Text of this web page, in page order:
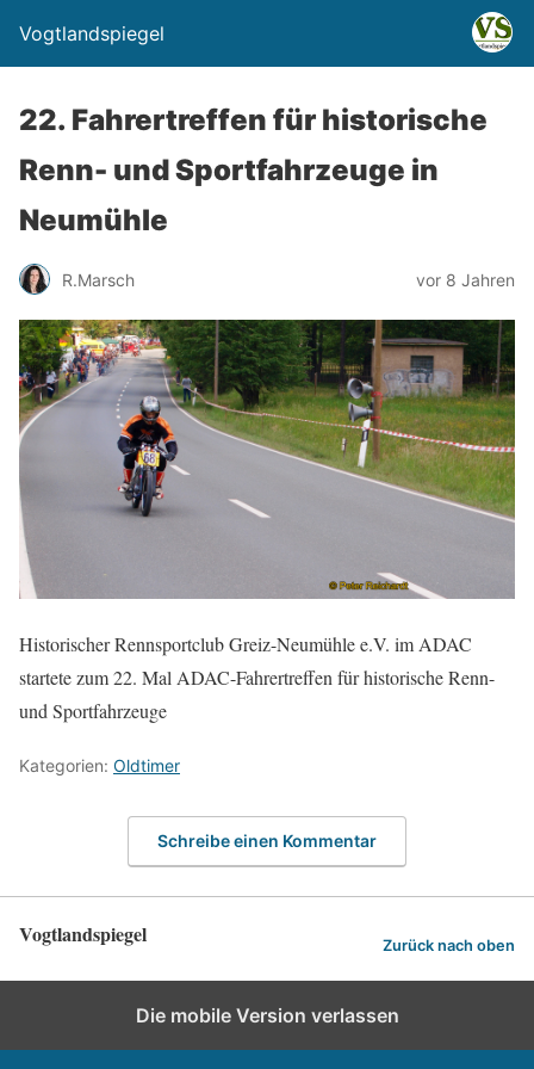
Vogtlandspiegel
22. Fahrertreffen für historische
Renn- und Sportfahrzeuge in
Neumühle
R.Marsch vor 8 Jahren
Historischer Rennsportclub Greiz-Neumühle e.V. im ADAC
startete zum 22. Mal ADAC-Fahrertreffen für historische Renn-
und Sportfahrzeuge
Kategorien: Oldtimer
Schreibe einen Kommentar
Vogtlandspiegel Zurück nach oben
Die mobile Version verlassen